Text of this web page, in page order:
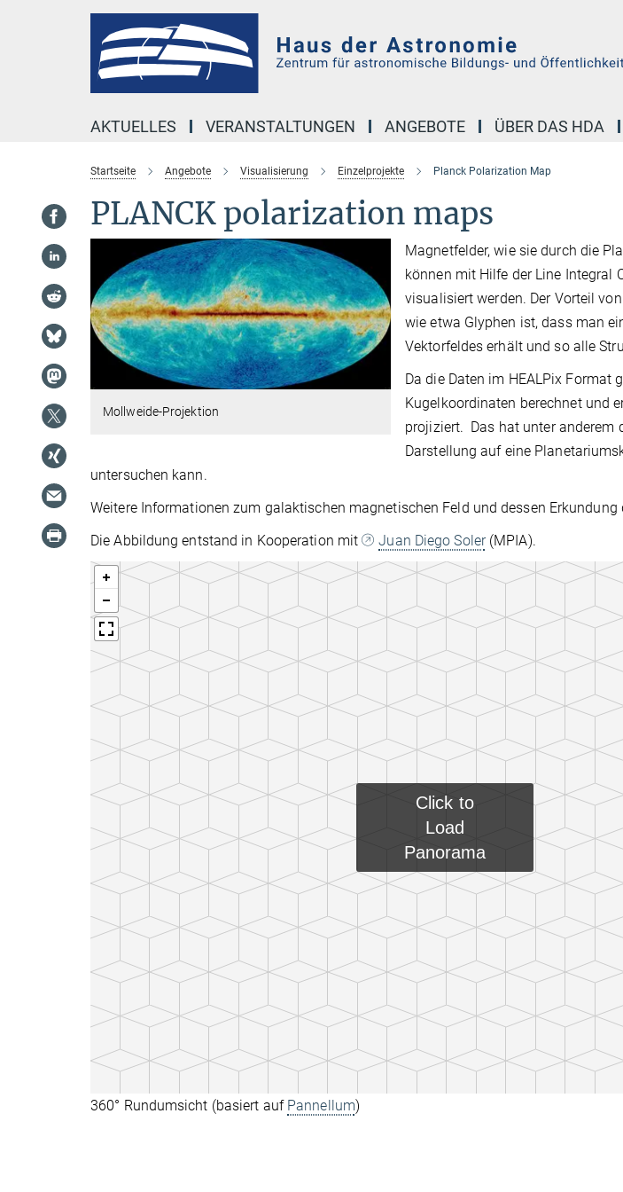
AKTUELLES VERANSTALTUNGEN ANGEBOTE ÜBER DAS HDA
Startseite Angebote Visualisierung Einzelprojekte Planck Polarization Map
PLANCK polarization maps
Mollweide-Projektion
Magnetfelder, wie sie durch die
können mit Hilfe der Line Integral
visualisiert werden. Der Vorteil
wie etwa Glyphen ist, dass man
Vektorfeldes erhält und so alle
Da die Daten im HEALPix Format
Kugelkoordinaten berechnet und
projiziert. Das hat unter anderem
Darstellung auf eine
untersuchen kann.
Weitere Informationen zum galaktischen magnetischen Feld und dessen
Die Abbildung entstand in Kooperation mit
Juan Diego Soler(MPIA).
Click to
Load
Panorama
360° Rundumsicht (basiert auf Pannellum)